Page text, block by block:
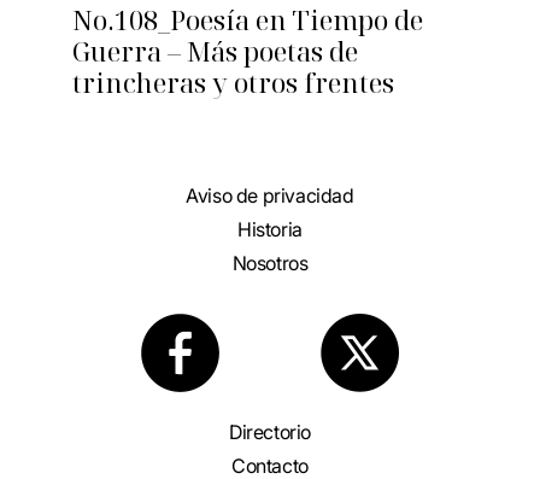
No.108_Poesía en Tiempo de
Guerra – Más poetas de
trincheras y otros frentes
Aviso de privacidad
Historia
Nosotros
Directorio
Contacto